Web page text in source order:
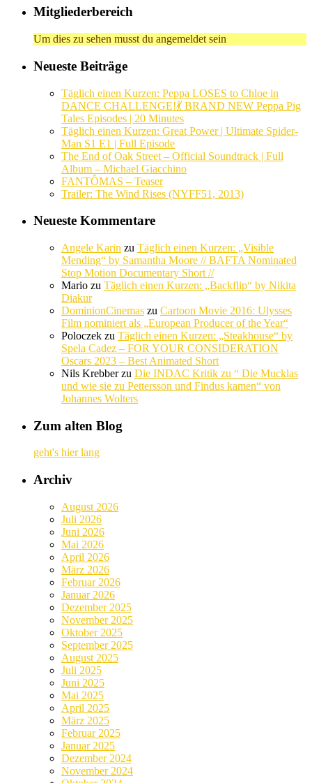
Mitgliederbereich
Um dies zu sehen musst du angemeldet sein
Neueste Beiträge
Täglich einen Kurzen: Peppa LOSES to Chloe in
DANCE CHALLENGE!💃 BRAND NEW Peppa Pig
Tales Episodes | 20 Minutes
Täglich einen Kurzen: Great Power | Ultimate Spider-
Man S1 E1 | Full Episode
The End of Oak Street – Official Soundtrack | Full
Album – Michael Giacchino
FANTÔMAS – Teaser
Trailer: The Wind Rises (NYFF51, 2013)
Neueste Kommentare
Angele Karin zu Täglich einen Kurzen: „Visible
Mending“ by Samantha Moore // BAFTA Nominated
Stop Motion Documentary Short //
Mario zu Täglich einen Kurzen: „Backflip“ by Nikita
Diakur
DominionCinemas zu Cartoon Movie 2016: Ulysses
Film nominiert als „European Producer of the Year“
Poloczek zu Täglich einen Kurzen: „Steakhouse“ by
Spela Cadez – FOR YOUR CONSIDERATION
Oscars 2023 – Best Animated Short
Nils Krebberzu Die INDAC Kritik zu “ Die Mucklas
und wie sie zu Pettersson und Findus kamen“ von
Johannes Wolters
Zum alten Blog
geht's hier lang
Archiv
August 2026
Juli 2026
Juni 2026
Mai 2026
April 2026
März 2026
Februar 2026
Januar 2026
Dezember 2025
November 2025
Oktober 2025
September 2025
August 2025
Juli 2025
Juni 2025
Mai 2025
April 2025
März 2025
Februar 2025
Januar 2025
Dezember 2024
November 2024